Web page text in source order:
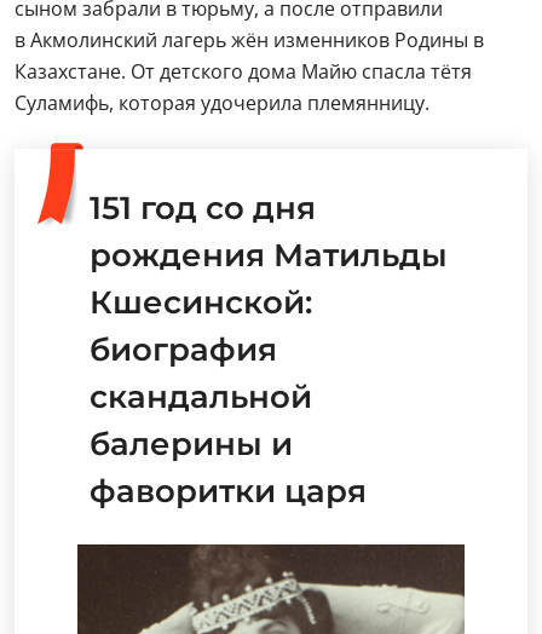
сыном забрали в тюрьму, а после отправили
в Акмолинский лагерь жён изменников Родины в
Казахстане. От детского дома Майю спасла тётя
Суламифь, которая удочерила племянницу.
151 год со дня
рождения Матильды
Кшесинской:
биография
скандальной
балерины и
фаворитки царя